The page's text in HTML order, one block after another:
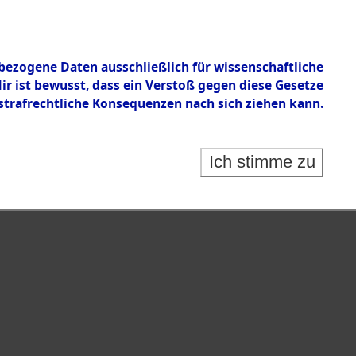
Daten ausschließlich für wissenschaftliche
bewusst, dass ein Verstoß gegen diese Gesetze
Konsequenzen nach sich ziehen kann.
Ich stimme zu